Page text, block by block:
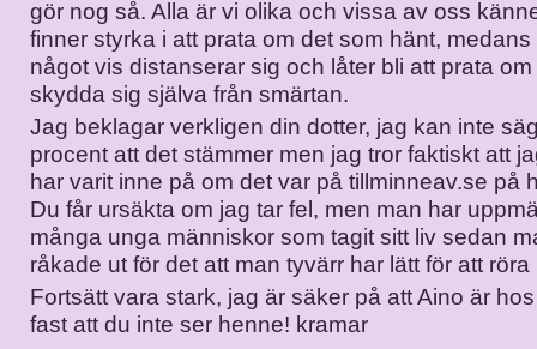
gör nog så. Alla är vi olika och vissa av oss
finner styrka i att prata om det som hänt,
något vis distanserar sig och låter bli att prata
skydda sig själva från smärtan.
Jag beklagar verkligen din dotter, jag kan inte
procent att det stämmer men jag tror faktiskt att
har varit inne på om det var på tillminneav.se på
Du får ursäkta om jag tar fel, men man har
många unga människor som tagit sitt liv sedan
råkade ut för det att man tyvärr har lätt för att
Fortsätt vara stark, jag är säker på att Aino är
fast att du inte ser henne! kramar